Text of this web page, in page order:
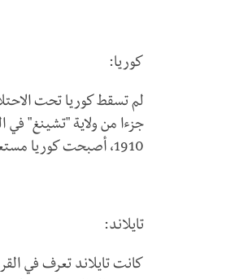
كوريا:
جزءا من ولاية "تشينغ" في
1910، أصبحت كوريا مستعمرة يابانية رسمية، ما جعلها بعيدة عن الاستعمار الأوروبي.
تايلاند:
كانت تايلاند تعرف في